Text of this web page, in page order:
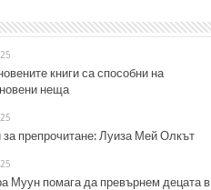
книги са способни на
неща
за препрочитане: Луиза Мей Олкът
Муун помага да превърнем децата в